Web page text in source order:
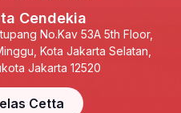
Cendekia
No.Kav 53A 5th Floor,
Kota Jakarta Selatan,
Jakarta 12520
Cetta